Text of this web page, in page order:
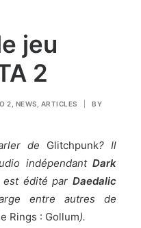
jeu
2
2 NEWS ARTICLES
BY
de Glitchpunk? Il
indépendant Dark
est édité par Daedalic
entre autres de
Rings : Gollum).